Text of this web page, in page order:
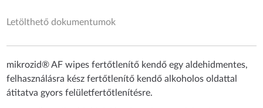
Letölthető dokumentumok
mikrozid® AF wipes fertőtlenítő kendő egy aldehidmentes,
felhasználásra kész fertőtlenítő kendő alkoholos oldattal
átitatva gyors felületfertőtlenítésre.